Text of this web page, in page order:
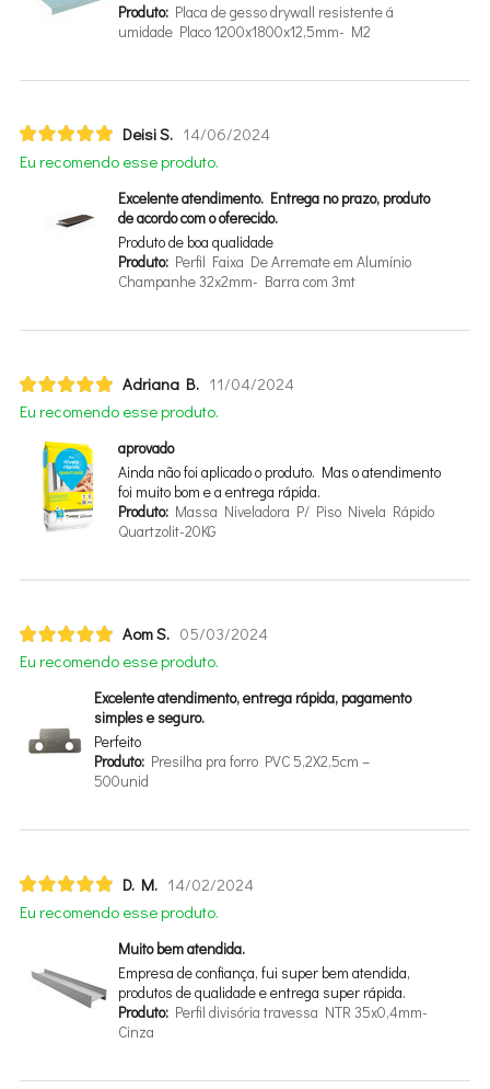
Produto:Placa de gesso drywall resistente
umidade Placo 1200x1800x12,5mm- M2
Deisi S. 14/06/2024
Eu recomendo esse produto.
Excelente atendimento. Entrega no prazo, produto
de acordo com o oferecido.
Produto de boa qualidade
Produto:Perfil Faixa De Arremate em Alumínio
Champanhe 32x2mm- Barra com 3mt
Adriana B. 11/04/2024
Eu recomendo esse produto.
aprovado
Ainda não foi aplicado o produto. Mas o atendimento
foi muito bom e a entrega rápida.
Produto:Massa Niveladora P/ Piso Nivela Rápido
Quartzolit-20KG
Aom S. 05/03/2024
Eu recomendo esse produto.
Excelente atendimento, entrega rápida, pagamento
simples e seguro.
Perfeito
Produto:Presilha pra forro PVC 5,2X2,5cm –
500unid
D. M. 14/02/2024
Eu recomendo esse produto.
Muito bem atendida.
Empresa de confiança, fui super bem atendida,
produtos de qualidade e entrega super rápida.
Produto:Perfil divisória travessa NTR 35x0,4mm-
Cinza